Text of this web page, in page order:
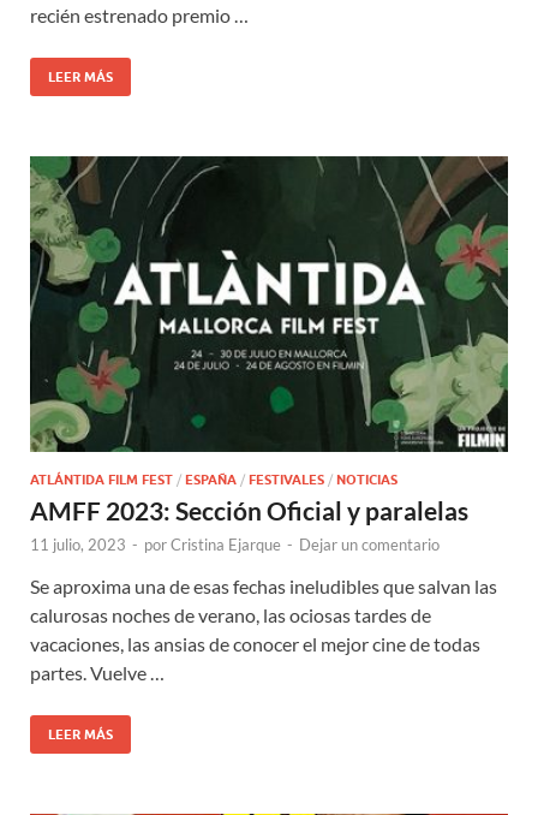
recién estrenado premio …
LEER MÁS
ATLÁNTIDA FILM FEST / ESPAÑA / FESTIVALES / NOTICIAS
AMFF 2023: Sección Oficial y paralelas
11 julio, 2023 - porCristina Ejarque - Dejar un comentario
Se aproxima una de esas fechas ineludibles que salvan las
calurosas noches de verano, las ociosas tardes de
vacaciones, las ansias de conocer el mejor cine de todas
partes. Vuelve …
LEER MÁS